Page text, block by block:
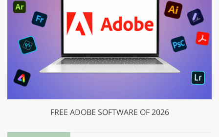
FREE ADOBE SOFTWARE OF 2026